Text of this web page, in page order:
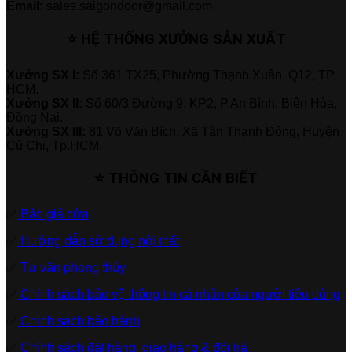
Báo giá cửa
Hướng dẫn sử dụng nội thất
Tư vấn phong thủy
Chính sách bảo vệ thông tin cá nhân của người tiêu dùng
Chính sách bảo hành
Chính sách đặt hàng, giao hàng & đổi trả